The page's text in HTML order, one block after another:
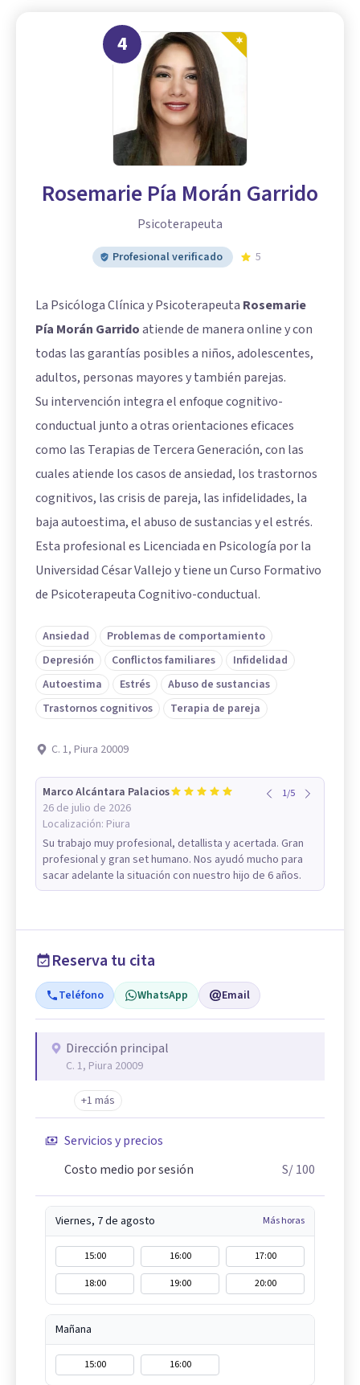
4
Rosemarie Pía Morán Garrido
Psicoterapeuta
Profesional verificado 5
La Psicóloga Clínica y Psicoterapeuta Rosemarie
Pía Morán Garridoatiende de manera online y con
todas las garantías posibles a niños, adolescentes,
adultos, personas mayores y también parejas.
Su intervención integra el enfoque cognitivo-
conductual junto a otras orientaciones eficaces
como las Terapias de Tercera Generación, con las
cuales atiende los casos de ansiedad, los trastornos
cognitivos, las crisis de pareja, las infidelidades, la
baja autoestima, el abuso de sustancias y el estrés.
Esta profesional es Licenciada en Psicología por la
Universidad César Vallejo y tiene un Curso Formativo
de Psicoterapeuta Cognitivo-conductual.
Ansiedad
Problemas de comportamiento
Depresión
Conflictos familiares
Infidelidad
Autoestima
Estrés
Abuso de sustancias
Trastornos cognitivos
Terapia de pareja
C. 1, Piura 20009
Marco Alcántara Palacios
26 de julio de 2026
Localización: Piura
1/5
Su trabajo muy profesional, detallista y acertada. Gran
profesional y gran set humano. Nos ayudó mucho para
sacar adelante la situación con nuestro hijo de 6 años.
Reserva tu cita
Teléfono WhatsApp Email
Dirección principal
C. 1, Piura 20009
+1 más
Servicios y precios
Costo medio por sesión
S/ 100
Viernes, 7 de agosto Más horas
15:00 16:00
17:00
18:00
19:00 20:00
Mañana
15:00 16:00